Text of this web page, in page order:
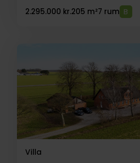
2.295.000 kr.205 m²7 rum
Villa